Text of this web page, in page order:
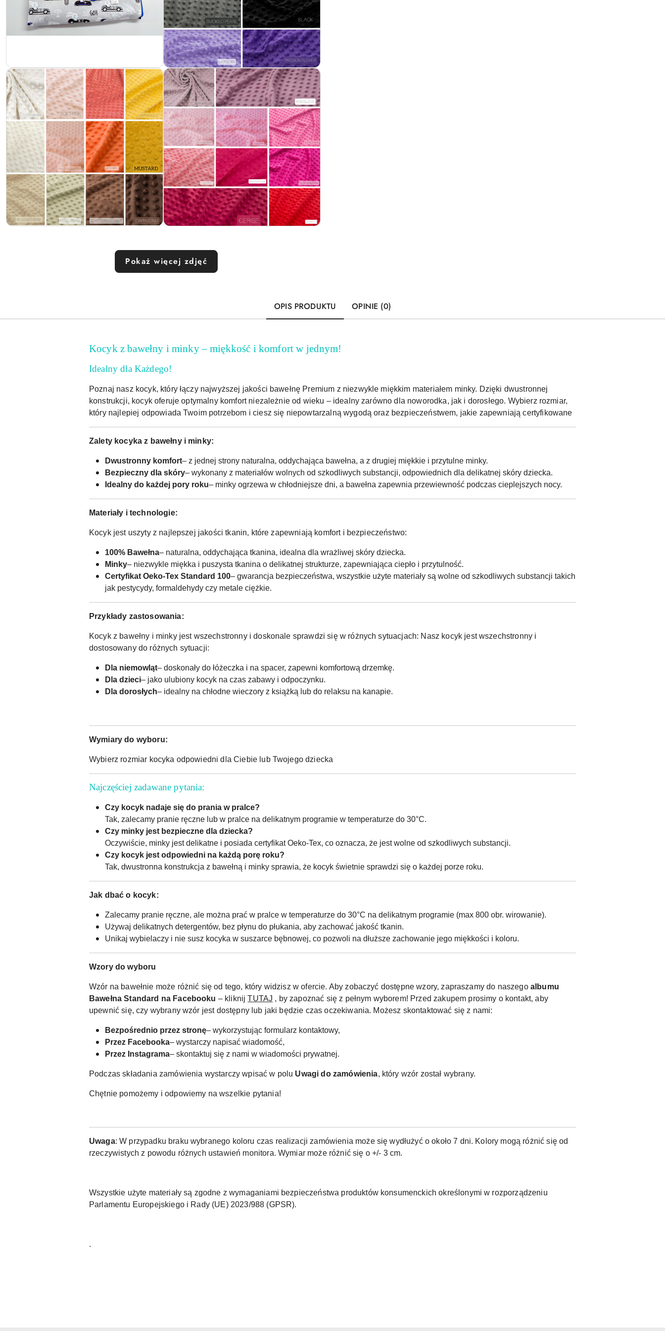
Pokaż więcej zdjęć
OPIS PRODUKTU OPINIE (0)
Kocyk z bawełny i minky – miękkość i komfort w jednym!
Idealny dla Każdego!
Poznaj nasz kocyk, który łączy najwyższej jakości bawełnę Premium z niezwykle miękkim materiałem minky. Dzięki dwustronnej
konstrukcji, kocyk oferuje optymalny komfort niezależnie od wieku – idealny zarówno dla noworodka, jak i dorosłego. Wybierz rozmiar,
który najlepiej odpowiada Twoim potrzebom i ciesz się niepowtarzalną wygodą oraz bezpieczeństwem, jakie zapewniają certyfikowane
Zalety kocyka z bawełny i minky:
Dwustronny komfort– z jednej strony naturalna, oddychająca bawełna, a z drugiej miękkie i przytulne minky.
Bezpieczny dla skóry– wykonany z materiałów wolnych od szkodliwych substancji, odpowiednich dla delikatnej skóry dziecka.
Idealny do każdej pory roku– minky ogrzewa w chłodniejsze dni, a bawełna zapewnia przewiewność podczas cieplejszych nocy.
Materiały i technologie:
Kocyk jest uszyty z najlepszej jakości tkanin, które zapewniają komfort i bezpieczeństwo:
100% Bawełna– naturalna, oddychająca tkanina, idealna dla wrażliwej skóry dziecka.
Minky– niezwykle miękka i puszysta tkanina o delikatnej strukturze, zapewniająca ciepło i przytulność.
Certyfikat Oeko-Tex Standard 100– gwarancja bezpieczeństwa, wszystkie użyte materiały są wolne od szkodliwych substancji takich
jak pestycydy, formaldehydy czy metale ciężkie.
Przykłady zastosowania:
Kocyk z bawełny i minky jest wszechstronny i doskonale sprawdzi się w różnych sytuacjach: Nasz kocyk jest wszechstronny i
dostosowany do różnych sytuacji:
Dla niemowląt– doskonały do łóżeczka i na spacer, zapewni komfortową drzemkę.
Dla dzieci– jako ulubiony kocyk na czas zabawy i odpoczynku.
Dla dorosłych– idealny na chłodne wieczory z książką lub do relaksu na kanapie.
Wymiary do wyboru:
Wybierz rozmiar kocyka odpowiedni dla Ciebie lub Twojego dziecka
Najczęściej zadawane pytania:
Czy kocyk nadaje się do prania w pralce?
Tak, zalecamy pranie ręczne lub w pralce na delikatnym programie w temperaturze do 30°C.
Czy minky jest bezpieczne dla dziecka?
Oczywiście, minky jest delikatne i posiada certyfikat Oeko-Tex, co oznacza, że jest wolne od szkodliwych substancji.
Czy kocyk jest odpowiedni na każdą porę roku?
Tak, dwustronna konstrukcja z bawełną i minky sprawia, że kocyk świetnie sprawdzi się o każdej porze roku.
Jak dbać o kocyk:
Zalecamy pranie ręczne, ale można prać w pralce w temperaturze do 30°C na delikatnym programie (max 800 obr. wirowanie).
Używaj delikatnych detergentów, bez płynu do płukania, aby zachować jakość tkanin.
Unikaj wybielaczy i nie susz kocyka w suszarce bębnowej, co pozwoli na dłuższe zachowanie jego miękkości i koloru.
Wzory do wyboru
Wzór na bawełnie może różnić się od tego, który widzisz w ofercie. Aby zobaczyć dostępne wzory, zapraszamy do naszego albumu
Bawełna Standard na Facebooku – kliknijTUTAJ , by zapoznać się z pełnym wyborem! Przed zakupem prosimy o kontakt, aby
upewnić się, czy wybrany wzór jest dostępny lub jaki będzie czas oczekiwania. Możesz skontaktować się z nami:
Bezpośrednio przez stronę– wykorzystując formularz kontaktowy,
Przez Facebooka– wystarczy napisać wiadomość,
Przez Instagrama– skontaktuj się z nami w wiadomości prywatnej.
Podczas składania zamówienia wystarczy wpisać w polu Uwagi do zamówienia, który wzór został wybrany.
Chętnie pomożemy i odpowiemy na wszelkie pytania!
Uwaga: W przypadku braku wybranego koloru czas realizacji zamówienia może się wydłużyć o około 7 dni. Kolory mogą różnić się od
rzeczywistych z powodu różnych ustawień monitora. Wymiar może różnić się o +/- 3 cm.
Wszystkie użyte materiały są zgodne z wymaganiami bezpieczeństwa produktów konsumenckich określonymi w rozporządzeniu
Parlamentu Europejskiego i Rady (UE) 2023/988 (GPSR).
.